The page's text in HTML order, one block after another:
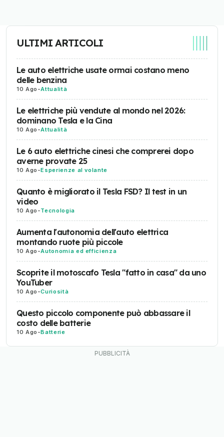
ULTIMI ARTICOLI
Le auto elettriche usate ormai costano meno
delle benzina
10 Ago -Attualità
Le elettriche più vendute al mondo nel 2026:
dominano Tesla e la Cina
10 Ago -Attualità
Le 6 auto elettriche cinesi che comprerei dopo
averne provate 25
10 Ago -Esperienze al volante
Quanto è migliorato il Tesla FSD? Il test in un
video
10 Ago -Tecnologia
Aumenta l'autonomia dell'auto elettrica
montando ruote più piccole
10 Ago -Autonomia ed efficienza
Scoprite il motoscafo Tesla "fatto in casa" da uno
YouTuber
10 Ago -Curiosità
Questo piccolo componente può abbassare il
costo delle batterie
10 Ago -Batterie